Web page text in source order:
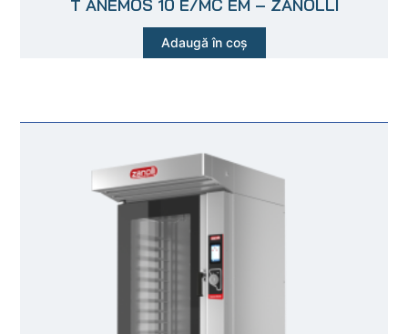
T ANEMOS 10 E/MC EM – ZANOLLI
Adaugă în coș